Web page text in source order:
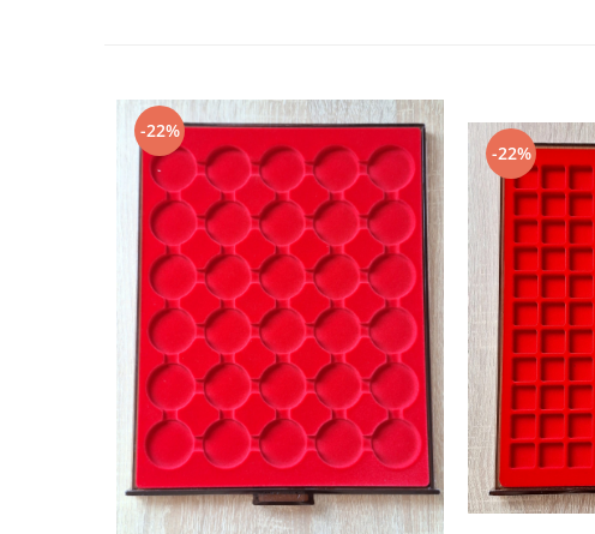
Accesorii filatelie
Timbre si coli Romania
Carte Postala / FDC
Din trusa colectionarului
Insigne/Medalii/Decoratii
-22%
-22%